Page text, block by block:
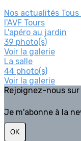
Nos actualités
l'AVF Tours
L'apéro au jardin
39 photo(s)
Voir la galerie
La salle
44 photo(s)
Voir la galerie
Rejoignez-nous sur
Je m'abonne à la
OK